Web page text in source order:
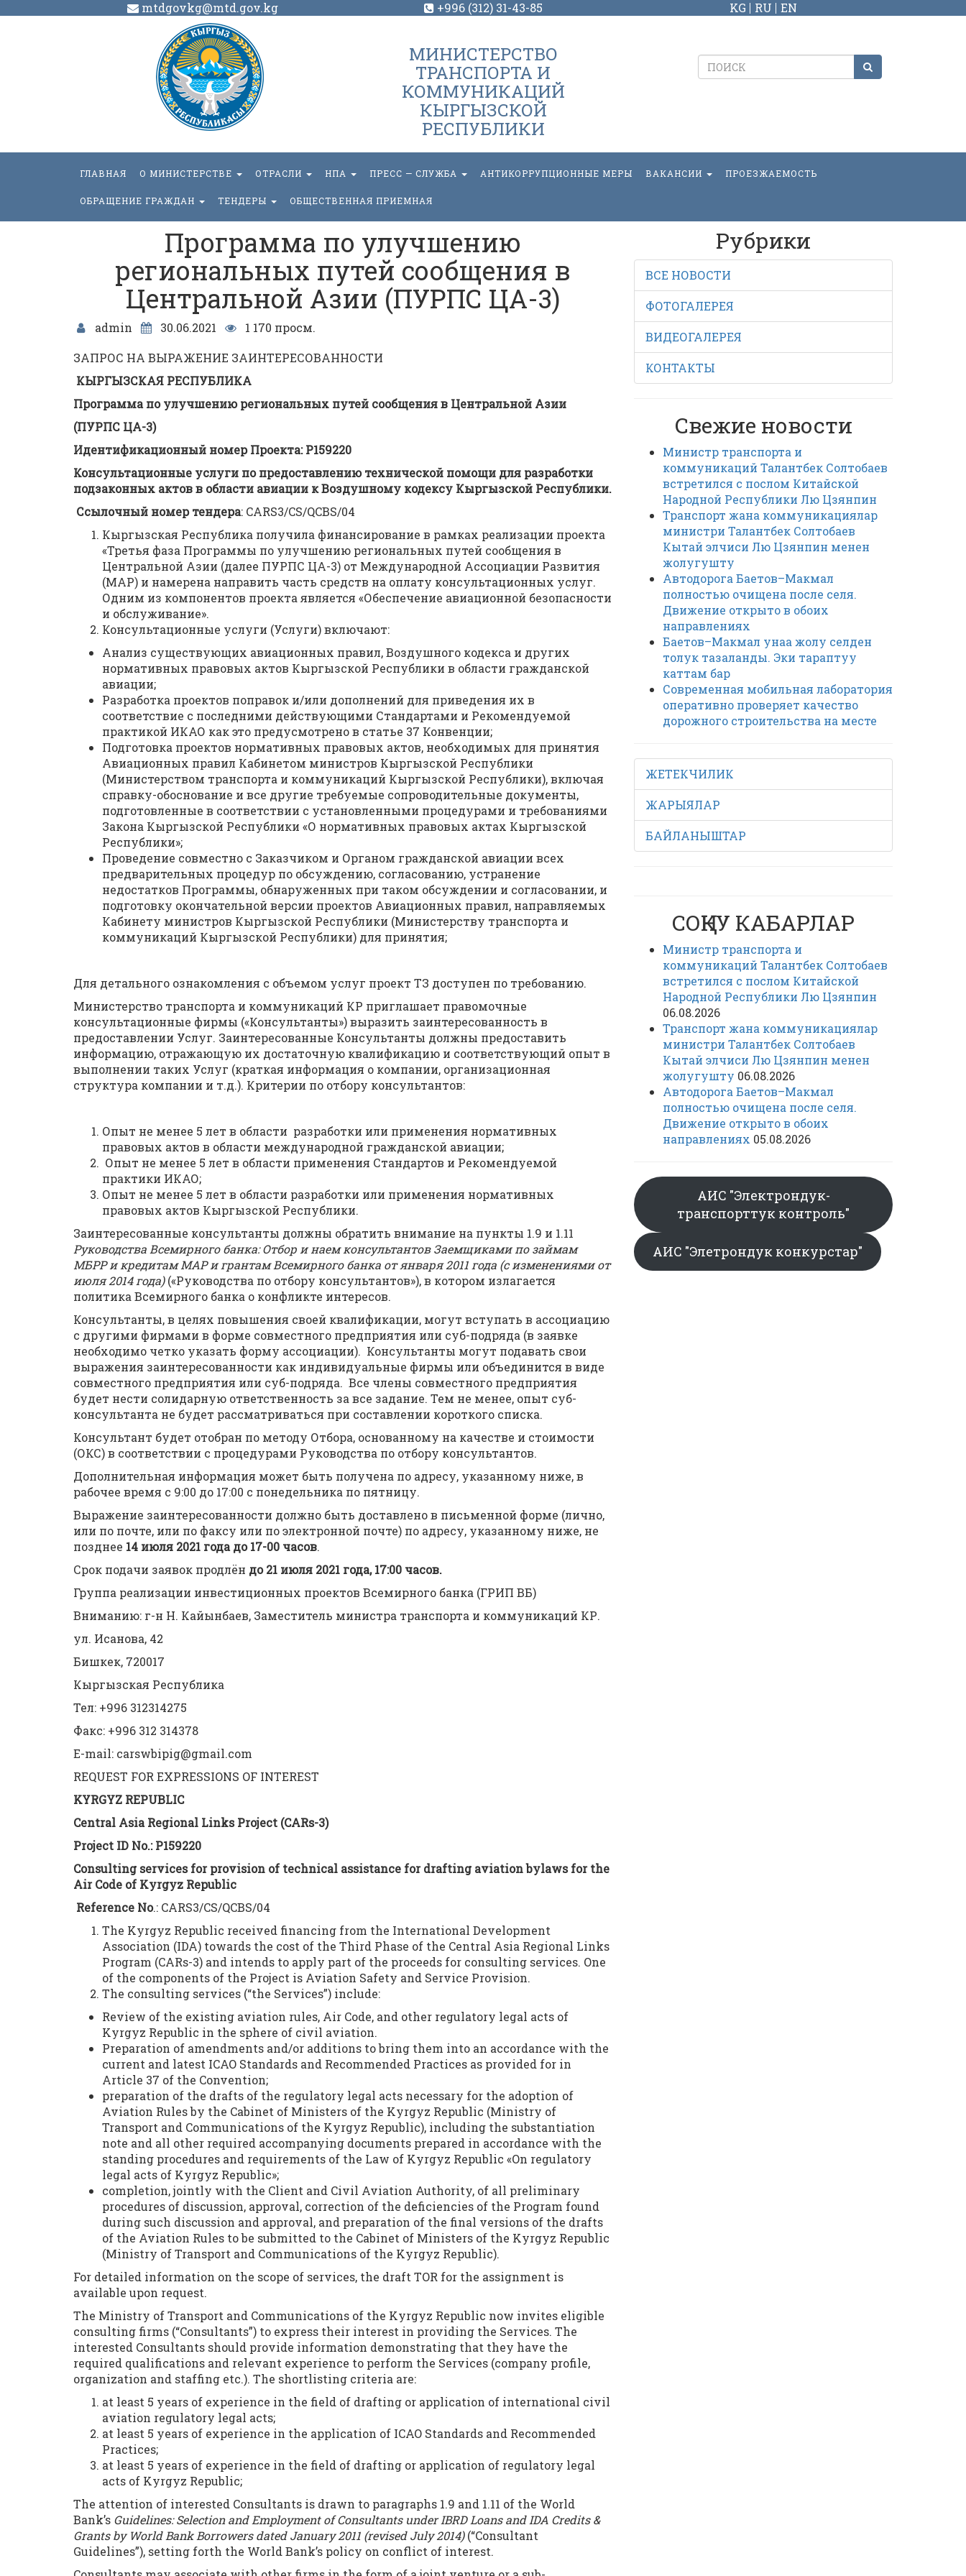
mtdgovkg@mtd.gov.kg +996 (312) 31-43-85 KG RU EN
МИНИСТЕРСТВО
ТРАНСПОРТА И
КОММУНИКАЦИЙ
КЫРГЫЗСКОЙ
РЕСПУБЛИКИ
ГЛАВНАЯ О МИНИСТЕРСТВЕ ОТРАСЛИ НПА ПРЕСС — СЛУЖБА АНТИКОРРУПЦИОННЫЕ МЕРЫ ВАКАНСИИ ПРОЕЗЖАЕМОСТЬ
ОБРАЩЕНИЕ ГРАЖДАН ТЕНДЕРЫ ОБЩЕСТВЕННАЯ ПРИЕМНАЯ
Программа по улучшению
региональных путей сообщения в
Центральной Азии (ПУРПС ЦА-3)
admin 30.06.2021
1 170 просм.
ЗАПРОС НА ВЫРАЖЕНИЕ ЗАИНТЕРЕСОВАННОСТИ
КЫРГЫЗСКАЯ РЕСПУБЛИКА
Программа по улучшению региональных путей сообщения в Центральной Азии
(ПУРПС ЦА-3)
Идентификационный номер Проекта: P159220
Консультационные услуги по предоставлению технической помощи для разработки
подзаконных актов в области авиации к Воздушному кодексу Кыргызской Республики.
Ссылочный номер тендера: CARS3/CS/QCBS/04
Кыргызская Республика получила финансирование в рамках реализации проекта
«Третья фаза Программы по улучшению региональных путей сообщения в
Центральной Азии (далее ПУРПС ЦА-3) от Международной Ассоциации Развития
(МАР) и намерена направить часть средств на оплату консультационных услуг.
Одним из компонентов проекта является «Обеспечение авиационной безопасности
и обслуживание».
Консультационные услуги (Услуги) включают:
Анализ существующих авиационных правил, Воздушного кодекса и других
нормативных правовых актов Кыргызской Республики в области гражданской
авиации;
Разработка проектов поправок и/или дополнений для приведения их в
соответствие с последними действующими Стандартами и Рекомендуемой
практикой ИКАО как это предусмотрено в статье 37 Конвенции;
Подготовка проектов нормативных правовых актов, необходимых для принятия
Авиационных правил Кабинетом министров Кыргызской Республики
(Министерством транспорта и коммуникаций Кыргызской Республики), включая
справку-обоснование и все другие требуемые сопроводительные документы,
подготовленные в соответствии с установленными процедурами и требованиями
Закона Кыргызской Республики «О нормативных правовых актах Кыргызской
Республики»;
Проведение совместно с Заказчиком и Органом гражданской авиации всех
предварительных процедур по обсуждению, согласованию, устранение
недостатков Программы, обнаруженных при таком обсуждении и согласовании, и
подготовку окончательной версии проектов Авиационных правил, направляемых
Кабинету министров Кыргызской Республики (Министерству транспорта и
коммуникаций Кыргызской Республики) для принятия;
Для детального ознакомления с объемом услуг проект ТЗ доступен по требованию.
Министерство транспорта и коммуникаций КР приглашает правомочные
консультационные фирмы («Консультанты») выразить заинтересованность в
предоставлении Услуг. Заинтересованные Консультанты должны предоставить
информацию, отражающую их достаточную квалификацию и соответствующий опыт в
выполнении таких Услуг (краткая информация о компании, организационная
структура компании и т.д.). Критерии по отбору консультантов:
Опыт не менее 5 лет в области разработки или применения нормативных
правовых актов в области международной гражданской авиации;
Опыт не менее 5 лет в области применения Стандартов и Рекомендуемой
практики ИКАО;
Опыт не менее 5 лет в области разработки или применения нормативных
правовых актов Кыргызской Республики.
Заинтересованные консультанты должны обратить внимание на пункты 1.9 и 1.11
Руководства Всемирного банка: Отбор и наем консультантов Заемщиками по займам
МБРР и кредитам МАР и грантам Всемирного банка от января 2011 года (с изменениями от
июля 2014 года)(«Руководства по отбору консультантов»), в котором излагается
политика Всемирного банка о конфликте интересов.
Консультанты, в целях повышения своей квалификации, могут вступать в ассоциацию
с другими фирмами в форме совместного предприятия или суб-подряда (в заявке
необходимо четко указать форму ассоциации). Консультанты могут подавать свои
выражения заинтересованности как индивидуальные фирмы или объединится в виде
совместного предприятия или суб-подряда. Все члены совместного предприятия
будет нести солидарную ответственность за все задание. Тем не менее, опыт суб-
консультанта не будет рассматриваться при составлении короткого списка.
Консультант будет отобран по методу Отбора, основанному на качестве и стоимости
(ОКС) в соответствии с процедурами Руководства по отбору консультантов.
Дополнительная информация может быть получена по адресу, указанному ниже, в
рабочее время с 9:00 до 17:00 с понедельника по пятницу.
Выражение заинтересованности должно быть доставлено в письменной форме (лично,
или по почте, или по факсу или по электронной почте) по адресу, указанному ниже, не
позднее 14 июля 2021 года до 17-00 часов.
Срок подачи заявок продлён до 21 июля 2021 года, 17:00 часов.
Группа реализации инвестиционных проектов Всемирного банка (ГРИП ВБ)
Вниманию: г-н Н. Кайынбаев, Заместитель министра транспорта и коммуникаций КР.
ул. Исанова, 42
Бишкек, 720017
Кыргызская Республика
Тел: +996 312314275
Факс: +996 312 314378
E-mail: carswbipig@gmail.com
REQUEST FOR EXPRESSIONS OF INTEREST
KYRGYZ REPUBLIC
Central Asia Regional Links Project (CARs-3)
Project ID No.: P159220
Consulting services for provision of technical assistance for drafting aviation bylaws for the
Air Code of Kyrgyz Republic
Reference No.: CARS3/CS/QCBS/04
The Kyrgyz Republic received financing from the International Development
Association (IDA) towards the cost of the Third Phase of the Central Asia Regional Links
Program (CARs-3) and intends to apply part of the proceeds for consulting services. One
of the components of the Project is Aviation Safety and Service Provision.
The consulting services (“the Services”) include:
Review of the existing aviation rules, Air Code, and other regulatory legal acts of
Kyrgyz Republic in the sphere of civil aviation.
Preparation of amendments and/or additions to bring them into an accordance with the
current and latest ICAO Standards and Recommended Practices as provided for in
Article 37 of the Convention;
preparation of the drafts of the regulatory legal acts necessary for the adoption of
Aviation Rules by the Cabinet of Ministers of the Kyrgyz Republic (Ministry of
Transport and Communications of the Kyrgyz Republic), including the substantiation
note and all other required accompanying documents prepared in accordance with the
standing procedures and requirements of the Law of Kyrgyz Republic «On regulatory
legal acts of Kyrgyz Republic»;
completion, jointly with the Client and Civil Aviation Authority, of all preliminary
procedures of discussion, approval, correction of the deficiencies of the Program found
during such discussion and approval, and preparation of the final versions of the drafts
of the Aviation Rules to be submitted to the Cabinet of Ministers of the Kyrgyz Republic
(Ministry of Transport and Communications of the Kyrgyz Republic).
For detailed information on the scope of services, the draft TOR for the assignment is
available upon request.
The Ministry of Transport and Communications of the Kyrgyz Republic now invites eligible
consulting firms (“Consultants”) to express their interest in providing the Services. The
interested Consultants should provide information demonstrating that they have the
required qualifications and relevant experience to perform the Services (company profile,
organization and staffing etc.). The shortlisting criteria are:
at least 5 years of experience in the field of drafting or application of international civil
aviation regulatory legal acts;
at least 5 years of experience in the application of ICAO Standards and Recommended
Practices;
at least 5 years of experience in the field of drafting or application of regulatory legal
acts of Kyrgyz Republic;
The attention of interested Consultants is drawn to paragraphs 1.9 and 1.11 of the World
Bank’s Guidelines: Selection and Employment of Consultants under IBRD Loans and IDA Credits &
Grants by World Bank Borrowers dated January 2011 (revised July 2014)(“Consultant
Guidelines”), setting forth the World Bank’s policy on conflict of interest.
Рубрики
ВСЕ НОВОСТИ
ФОТОГАЛЕРЕЯ
ВИДЕОГАЛЕРЕЯ
КОНТАКТЫ
Свежие новости
Министр транспорта и
коммуникаций Талантбек Солтобаев
встретился с послом Китайской
Народной Республики Лю Цзянпин
Транспорт жана коммуникациялар
министри Талантбек Солтобаев
Кытай элчиси Лю Цзянпин менен
жолугушту
Автодорога Баетов–Макмал
полностью очищена после селя.
Движение открыто в обоих
направлениях
Баетов–Макмал унаа жолу селден
толук тазаланды. Эки тараптуу
каттам бар
Современная мобильная лаборатория
оперативно проверяет качество
дорожного строительства на месте
ЖЕТЕКЧИЛИК
ЖАРЫЯЛАР
БАЙЛАНЫШТАР
СОҢКУ КАБАРЛАР
Министр транспорта и
коммуникаций Талантбек Солтобаев
встретился с послом Китайской
Народной Республики Лю Цзянпин
06.08.2026
Транспорт жана коммуникациялар
министри Талантбек Солтобаев
Кытай элчиси Лю Цзянпин менен
жолугушту 06.08.2026
Автодорога Баетов–Макмал
полностью очищена после селя.
Движение открыто в обоих
направлениях 05.08.2026
АИС "Электрондук-
транспорттук контроль"
АИС "Элетрондук конкурстар"